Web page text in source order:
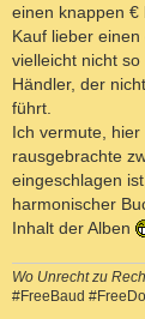
einen knappen €
Kauf lieber
vielleicht nicht
Händler, der
führt.
Ich vermute,
rausgebrachte
eingeschlagen
harmonischer
Inhalt der Alben
Wo Unrecht zu
#FreeBaud